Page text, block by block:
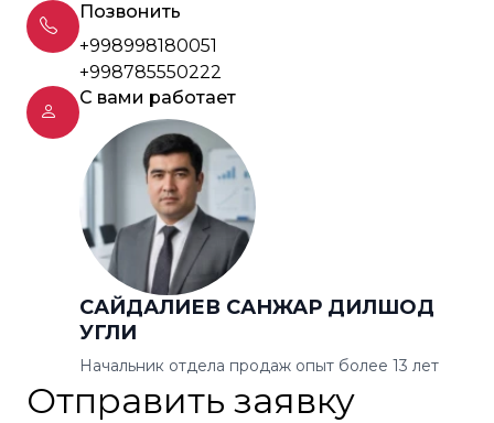
Позвонить
+998998180051
+998785550222
С вами работает
САЙДАЛИЕВ САНЖАР ДИЛШОД
УГЛИ
Начальник отдела продаж опыт более 13 лет
Отправить заявку